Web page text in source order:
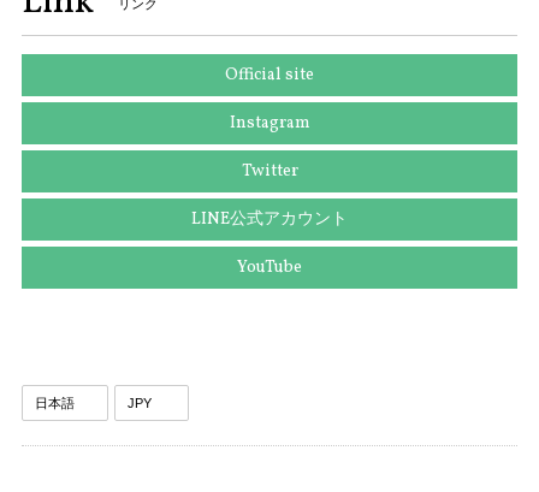
リンク
Official site
Instagram
Twitter
LINE公式アカウント
YouTube